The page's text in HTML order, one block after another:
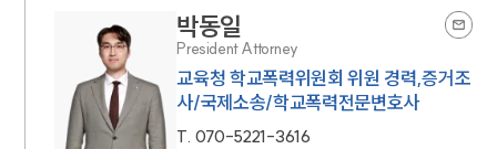
박동일
President Attorney
교육청 학교폭력위원회 위원 경력,증거조
사/국제소송/학교폭력전문변호사
T. 070-5221-3616